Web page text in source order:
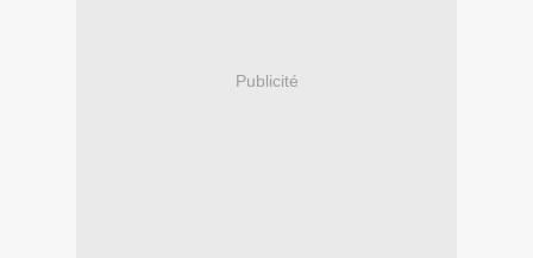
Publicité